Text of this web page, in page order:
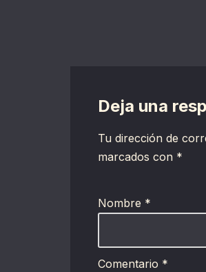
Deja una
Tu dirección de
marcados con *
Nombre *
Comentario *